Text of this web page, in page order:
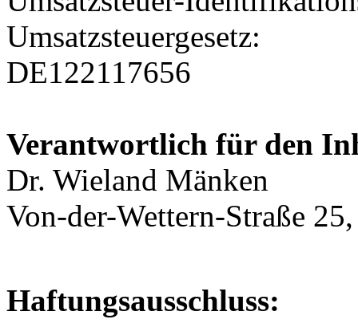
Umsatzsteuergesetz:
DE122117656
Verantwortlich für den
Dr. Wieland Mänken
Von-der-Wettern-Straße
Haftungsausschluss: